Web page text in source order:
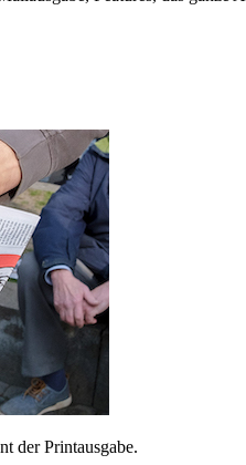
der Printausgabe.